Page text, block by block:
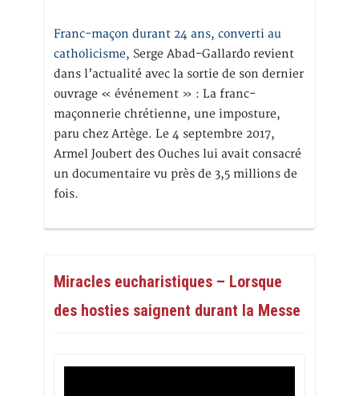
Franc-maçon durant 24 ans, converti au
catholicisme, Serge Abad-Gallardo revient
dans l’actualité avec la sortie de son dernier
ouvrage « événement » : La franc-
maçonnerie chrétienne, une imposture,
paru chez Artège. Le 4 septembre 2017,
Armel Joubert des Ouches lui avait consacré
un documentaire vu près de 3,5 millions de
fois.
Miracles eucharistiques – Lorsque
des hosties saignent durant la Messe